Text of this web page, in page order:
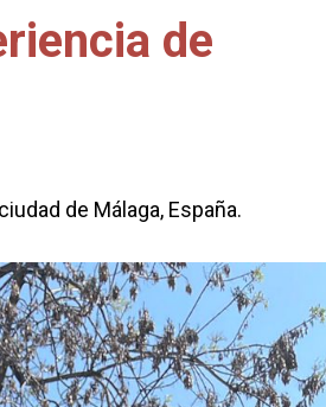
de
de Málaga, España.